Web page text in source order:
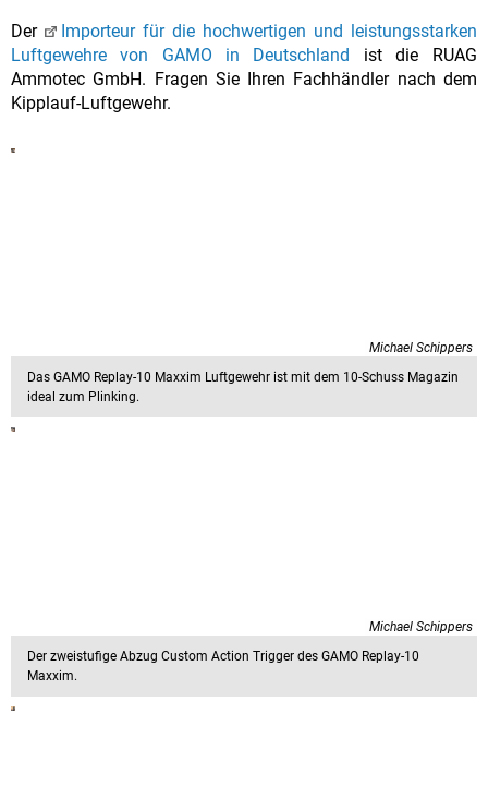
Der
Importeur für die hochwertigen und leistungsstarken
Luftgewehre von GAMO in Deutschland
ist die RUAG
Ammotec GmbH. Fragen Sie Ihren Fachhändler nach dem
Kipplauf-Luftgewehr.
Michael Schippers
Das GAMO Replay-10 Maxxim Luftgewehr ist mit dem 10-Schuss Magazin
ideal zum Plinking.
Michael Schippers
Der zweistufige Abzug Custom Action Trigger des GAMO Replay-10
Maxxim.